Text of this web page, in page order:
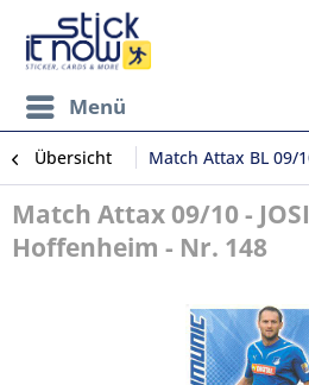
Menü
Übersicht Match Attax BL 09/
Match Attax 09/10 -
Hoffenheim - Nr. 148